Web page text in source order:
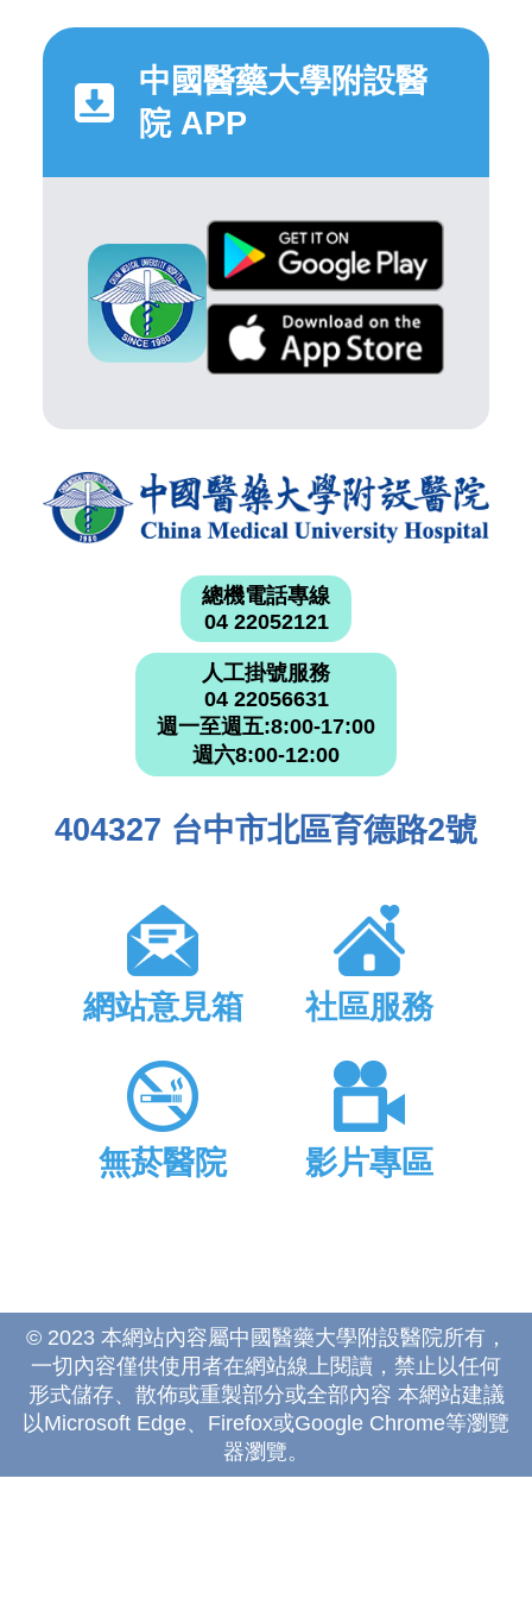
中國醫藥大學附設醫
院 APP
總機電話專線
04 22052121
人工掛號服務
04 22056631
週一至週五:8:00-17:00
週六8:00-12:00
404327 台中市北區育德路2號
網站意見箱 社區服務
無菸醫院 影片專區
© 2023 本網站內容屬中國醫藥大學附設醫院所有，
一切內容僅供使用者在網站線上閱讀，禁止以任何
形式儲存、散佈或重製部分或全部內容 本網站建議
以Microsoft Edge、Firefox或Google Chrome等瀏覽
器瀏覽。